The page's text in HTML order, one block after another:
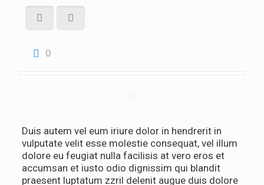
0
Duis autem vel eum iriure dolor in hendrerit in
vulputate velit esse molestie consequat, vel illum
dolore eu feugiat nulla facilisis at vero eros et
accumsan et iusto odio dignissim qui blandit
praesent luptatum zzril delenit augue duis dolore